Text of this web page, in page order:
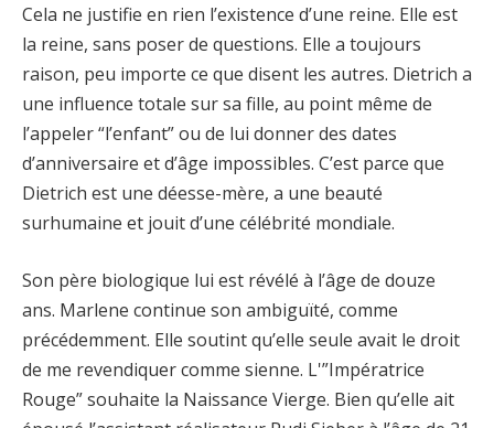
Cela ne justifie en rien l’existence d’une reine. Elle est
la reine, sans poser de questions. Elle a toujours
raison, peu importe ce que disent les autres. Dietrich a
une influence totale sur sa fille, au point même de
l’appeler “l’enfant” ou de lui donner des dates
d’anniversaire et d’âge impossibles. C’est parce que
Dietrich est une déesse-mère, a une beauté
surhumaine et jouit d’une célébrité mondiale.
Son père biologique lui est révélé à l’âge de douze
ans. Marlene continue son ambiguïté, comme
précédemment. Elle soutint qu’elle seule avait le droit
de me revendiquer comme sienne. L'”Impératrice
Rouge” souhaite la Naissance Vierge. Bien qu’elle ait